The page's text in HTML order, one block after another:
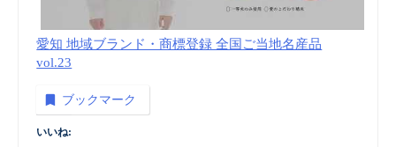
愛知 地域ブランド・商標登録 全国ご当地名産品
vol.23
ブックマーク
いいね: